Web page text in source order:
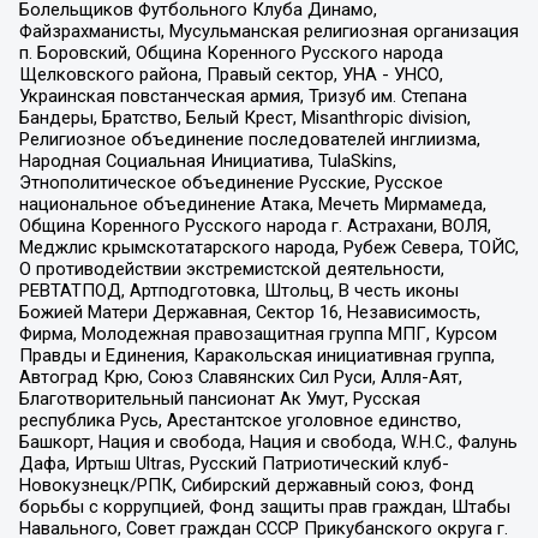
Болельщиков Футбольного Клуба Динамо,
Файзрахманисты, Мусульманская религиозная организация
п. Боровский, Община Коренного Русского народа
Щелковского района, Правый сектор, УНА - УНСО,
Украинская повстанческая армия, Тризуб им. Степана
Бандеры, Братство, Белый Крест, Misanthropic division,
Религиозное объединение последователей инглиизма,
Народная Социальная Инициатива, TulaSkins,
Этнополитическое объединение Русские, Русское
национальное объединение Атака, Мечеть Мирмамеда,
Община Коренного Русского народа г. Астрахани, ВОЛЯ,
Меджлис крымскотатарского народа, Рубеж Севера, ТОЙС,
О противодействии экстремистской деятельности,
РЕВТАТПОД, Артподготовка, Штольц, В честь иконы
Божией Матери Державная, Сектор 16, Независимость,
Фирма, Молодежная правозащитная группа МПГ, Курсом
Правды и Единения, Каракольская инициативная группа,
Автоград Крю, Союз Славянских Сил Руси, Алля-Аят,
Благотворительный пансионат Ак Умут, Русская
республика Русь, Арестантское уголовное единство,
Башкорт, Нация и свобода, Нация и свобода, W.H.С., Фалунь
Дафа, Иртыш Ultras, Русский Патриотический клуб-
Новокузнецк/РПК, Сибирский державный союз, Фонд
борьбы с коррупцией, Фонд защиты прав граждан, Штабы
Навального, Совет граждан СССР Прикубанского округа г.